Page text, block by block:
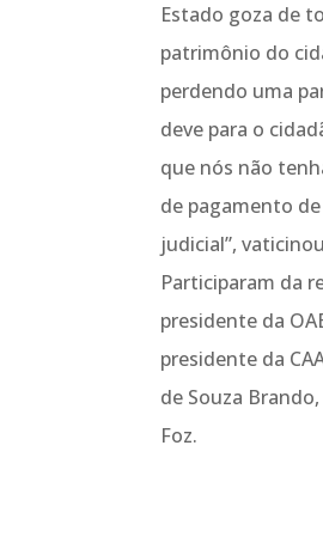
Estado goza de
patrimônio do
perdendo uma
deve para o
que nós não
de pagamento
judicial”,
Participaram da
presidente da
presidente da
de Souza
Foz.